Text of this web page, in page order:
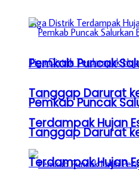
Pemkab Puncak
Tanggap Darurat
Terdampak Hujan
Pemkab Puncak
Tanggap Darurat
Terdampak Hujan